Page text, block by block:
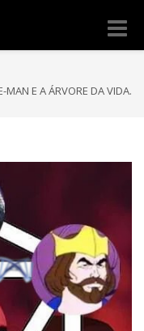
Toggle
MAN E A ÁRVORE DA VIDA.